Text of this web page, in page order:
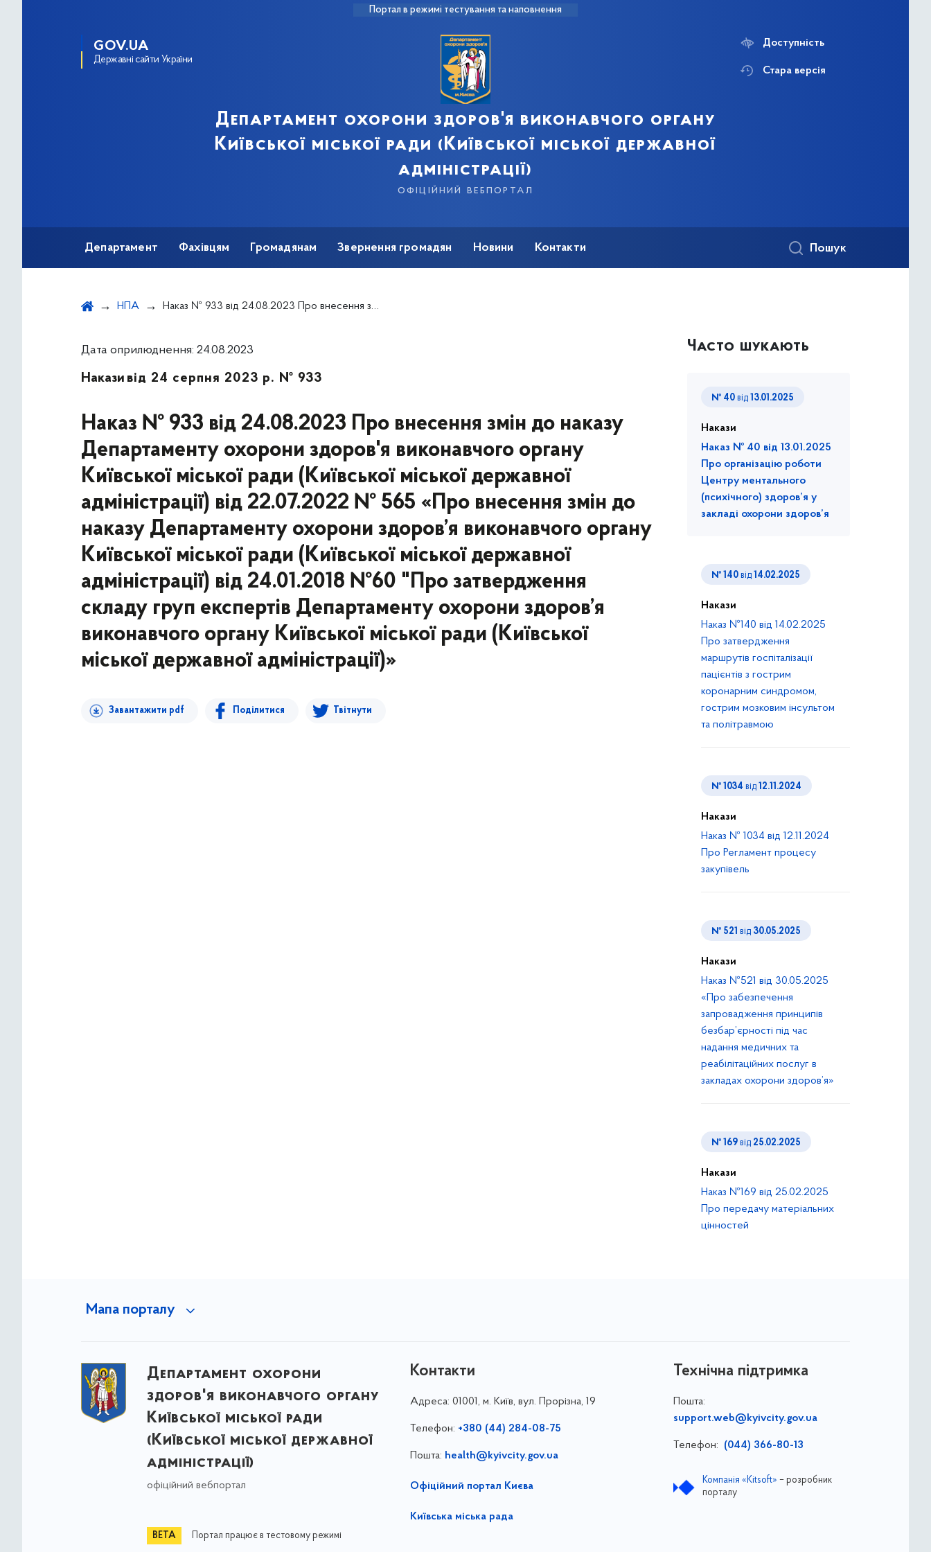
Портал в режимі тестування та наповнення
GOV.UA
Державні сайти України
Департамент охорони здоров'я виконавчого органу
Київської міської ради (Київської міської державної
адміністрації)
офіційний вебпортал
Доступність
Стара версія
Департамент Фахівцям Громадянам Звернення громадян Новини Контакти Пошук
НПА Наказ № 933 від 24.08.2023 Про внесення змін до наказу Департаменту охорони здоров'я виконавчого органу Київської міської ради (Київської міської державної адміністрації) від 22.07.2022 № 565 «Про внесення змін до наказу Департаменту охорони здоров’я виконавчого органу Київської міської ради (Київської міської державної адміністрації) від 24.01.2018 №60 "Про затвердження складу груп експертів Департаменту охорони здоров’я виконавчого органу Київської міської ради (Київської міської державної адміністрації)»
Дата оприлюднення: 24.08.2023
Накази від 24 серпня 2023 р. № 933
Наказ № 933 від 24.08.2023 Про внесення змін до наказу
Департаменту охорони здоров'я виконавчого органу
Київської міської ради (Київської міської державної
адміністрації) від 22.07.2022 № 565 «Про внесення змін до
наказу Департаменту охорони здоров’я виконавчого органу
Київської міської ради (Київської міської державної
адміністрації) від 24.01.2018 №60 "Про затвердження
складу груп експертів Департаменту охорони здоров’я
виконавчого органу Київської міської ради (Київської
міської державної адміністрації)»
Завантажити pdf Поділитися Твітнути
Часто шукають
№ 40 від 13.01.2025
Накази
Наказ № 40 від 13.01.2025
Про організацію роботи
Центру ментального
(психічного) здоров’я у
закладі охорони здоров’я
№ 140 від 14.02.2025
Накази
Наказ №140 від 14.02.2025
Про затвердження
маршрутів госпіталізації
пацієнтів з гострим
коронарним синдромом,
гострим мозковим інсультом
та політравмою
№ 1034 від 12.11.2024
Накази
Наказ № 1034 від 12.11.2024
Про Регламент процесу
закупівель
№ 521 від 30.05.2025
Накази
Наказ №521 від 30.05.2025
«Про забезпечення
запровадження принципів
безбар’єрності під час
надання медичних та
реабілітаційних послуг в
закладах охорони здоров’я»
№ 169 від 25.02.2025
Накази
Наказ №169 від 25.02.2025
Про передачу матеріальних
цінностей
Мапа порталу
Департамент охорони
здоров'я виконавчого органу
Київської міської ради
(Київської міської державної
адміністрації)
офіційний вебпортал
Портал працює в тестовому режимі
Контакти
Адреса: 01001, м. Київ, вул. Прорізна, 19
Телефон: +380 (44) 284-08-75
Пошта: health@kyivcity.gov.ua
Офіційний портал Києва
Київська міська рада
Технічна підтримка
Пошта:
support.web@kyivcity.gov.ua
Телефон: (044) 366-80-13
Компанія «Kitsoft» – розробник
порталу